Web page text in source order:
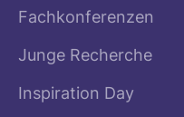
Fachkonferenzen
Junge Recherche
Inspiration Day